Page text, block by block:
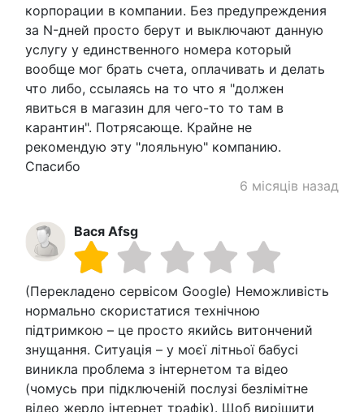
корпорации в компании. Без предупреждения
за N-дней просто берут и выключают данную
услугу у единственного номера который
вообще мог брать счета, оплачивать и делать
что либо, ссылаясь на то что я "должен
явиться в магазин для чего-то то там в
карантин". Потрясающе. Крайне не
рекомендую эту "лояльную" компанию.
Спасибо
6 місяців назад
Вася Аfsg
(Перекладено сервісом Google) Неможливість
нормально скористатися технічною
підтримкою – це просто якийсь витончений
знущання. Ситуація – у моєї літньої бабусі
виникла проблема з інтернетом та відео
(чомусь при підключеній послузі безлімітне
відео жерло інтернет трафік). Щоб вирішити